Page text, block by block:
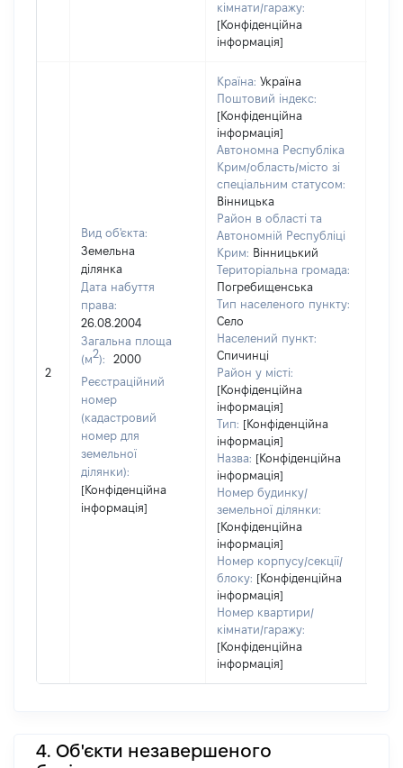
кімнати/гаражу:
[Конфіденційна
інформація]
2
Вид об'єкта:
Земельна
ділянка
Дата набуття
права:
26.08.2004
Загальна площа
(м2):
2000
Реєстраційний
номер
(кадастровий
номер для
земельної
ділянки):
[Конфіденційна
інформація]
Країна: Україна
Поштовий індекс:
[Конфіденційна
інформація]
Автономна Республіка
Крим/область/місто зі
спеціальним статусом:
Вінницька
Район в області та
Автономній Республіці
Крим: Вінницький
Територіальна громада:
Погребищенська
Тип населеного пункту:
Село
Населений пункт:
Спичинці
Район у місті:
[Конфіденційна
інформація]
Тип: [Конфіденційна
інформація]
Назва: [Конфіденційна
інформація]
Номер будинку/
земельної ділянки:
[Конфіденційна
інформація]
Номер корпусу/секції/
блоку: [Конфіденційна
інформація]
Номер квартири/
кімнати/гаражу:
[Конфіденційна
інформація]
4. Об'єкти незавершеного